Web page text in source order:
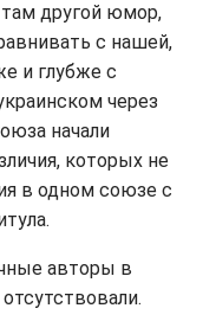
другой юмор,
с нашей,
и глубже с
через
начали
которых не
в одном союзе с
авторы в